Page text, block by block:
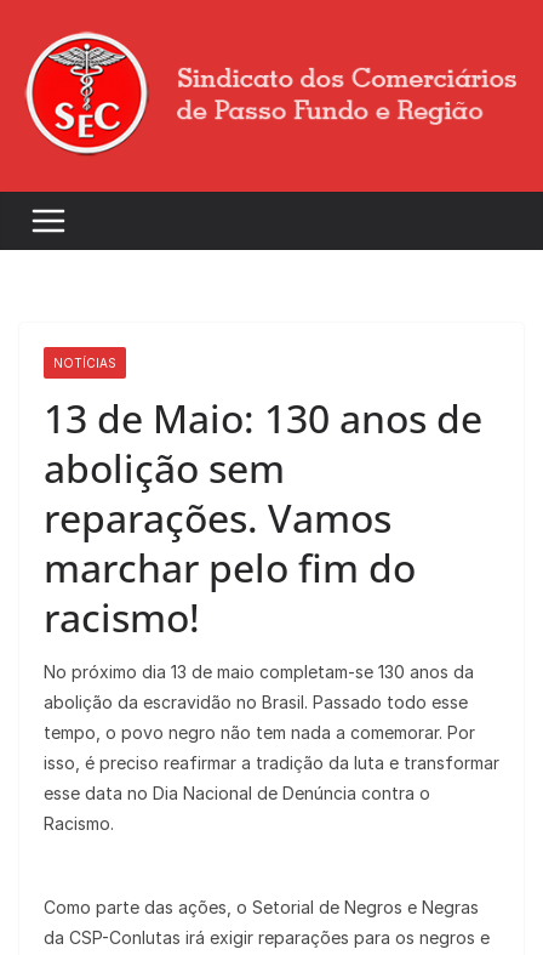
NOTÍCIAS
13 de Maio: 130 anos de
abolição sem
reparações. Vamos
marchar pelo fim do
racismo!
No próximo dia 13 de maio completam-se 130 anos da
abolição da escravidão no Brasil. Passado todo esse
tempo, o povo negro não tem nada a comemorar. Por
isso, é preciso reafirmar a tradição da luta e transformar
esse data no Dia Nacional de Denúncia contra o
Racismo.
Como parte das ações, o Setorial de Negros e Negras
da CSP-Conlutas irá exigir reparações para os negros e